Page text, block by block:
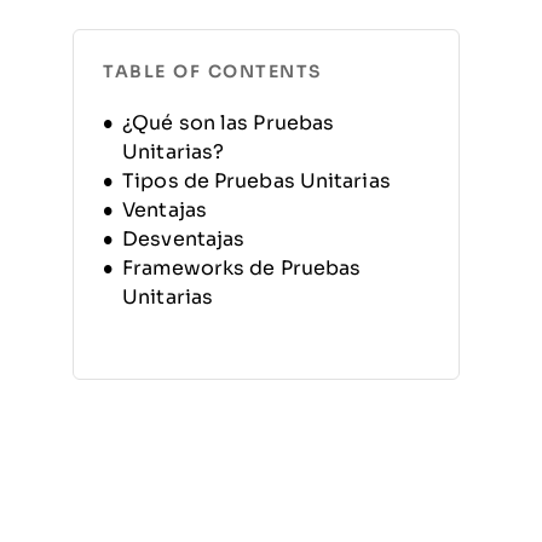
TABLE OF CONTENTS
¿Qué son las Pruebas
Unitarias?
Tipos de Pruebas Unitarias
Ventajas
Desventajas
Frameworks de Pruebas
Unitarias